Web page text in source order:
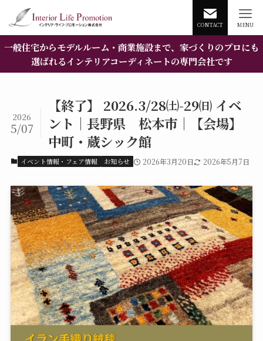
CONTACT MENU
一般住宅からモデルルーム・商業施設まで、家づくりのプロにも
選ばれるインテリアコーディネートの専門会社です
【終了】 2026.3/28㈯-29㈰ イベ
ント｜長野県 松本市｜【会場】
中町・蔵シック館
2026
5/07
イベント情報・フェア情報 お知らせ 2026年3月20日 2026年5月7日